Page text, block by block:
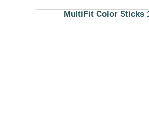
MultiFit Color Sticks 1